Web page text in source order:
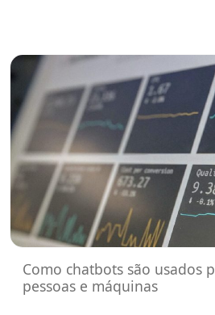
Como chatbots são usados
pessoas e máquinas